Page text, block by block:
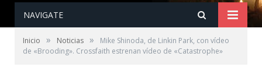
NAVIGATE
Inicio » Noticias »
Mike Shinoda, de Linkin Park, con vídeo
de «Brooding». Crossfaith estrenan vídeo de «Catastrophe»